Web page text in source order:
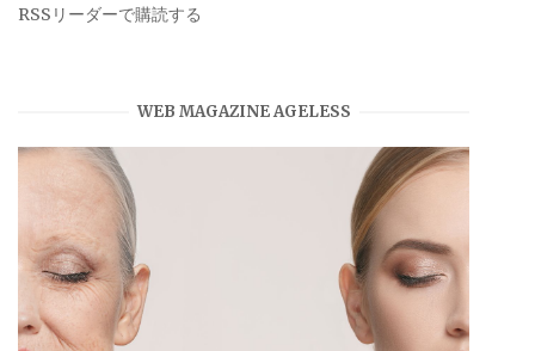
RSSリーダーで購読する
WEB MAGAZINE AGELESS